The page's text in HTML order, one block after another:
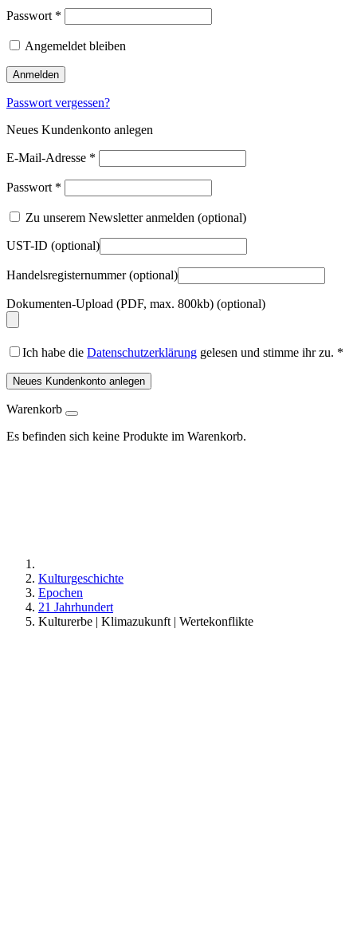
Passwort *
Angemeldet bleiben
Anmelden
Passwort vergessen?
Neues Kundenkonto anlegen
E-Mail-Adresse *
Passwort *
Zu unserem Newsletter anmelden (optional)
UST-ID (optional)
Handelsregisternummer(optional)
Dokumenten-Upload (PDF, max. 800kb) (optional)
Ich habe die Datenschutzerklärung gelesen und stimme ihr zu. *
Neues Kundenkonto anlegen
Warenkorb
Es befinden sich keine Produkte im Warenkorb.
Kulturgeschichte
Epochen
21 Jahrhundert
Kulturerbe | Klimazukunft | Wertekonflikte